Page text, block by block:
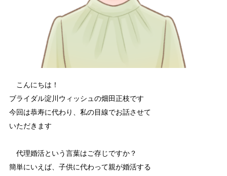
こんにちは！
ブライダル淀川ウィッシュの畑田正枝です
今回は恭寿に代わり、私の目線でお話させて
いただきます
代理婚活という言葉はご存じですか？
簡単にいえば、子供に代わって親が婚活する